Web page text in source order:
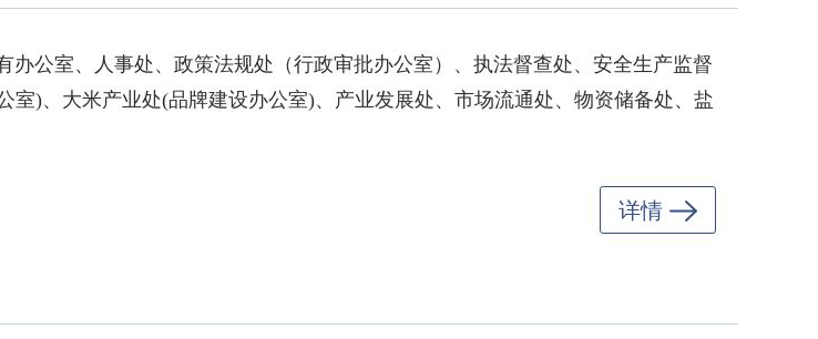
公室、人事处、政策法规处（行政审批办公室）、执法督查处、安全生产监督
)、大米产业处(品牌建设办公室)、产业发展处、市场流通处、物资储备处、盐
详情